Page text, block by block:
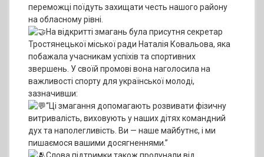
переможці поїдуть захищати честь нашого району
на обласному рівні.
На відкритті змагань була присутня секретар
Тростянецької міської ради Наталія Ковальова, яка
побажала учасникам успіхів та спортивних
звершень. У своїй промові вона наголосила на
важливості спорту для української молоді,
зазначивши:
“Ці змагання допомагають розвивати фізичну
витривалість, виховують у наших дітях командний
дух та наполегливість. Ви — наше майбутнє, і ми
пишаємося вашими досягненнями.”